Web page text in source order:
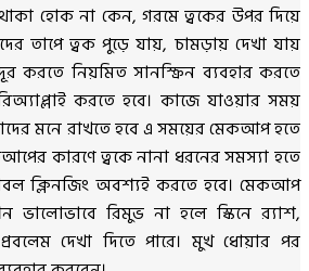
থাকা হোক না কেন, গরমে ত্বকের উপর দিয়ে
তাপে ত্বক পুড়ে যায়, চামড়ায় দেখা যায়
করতে নিয়মিত সানস্ক্রিন ব্যবহার করতে
করতে হবে। কাজে যাওয়ার সময়
মনে রাখতে হবে এ সময়ের মেকআপ হতে
কারণে ত্বকে নানা ধরনের সমস্যা হতে
ক্লিনজিং অবশ্যই করতে হবে। মেকআপ
ভালোভাবে রিমুভ না হলে স্কিনে র‍্যাশ,
দেখা দিতে পারে। মুখ ধোয়ার পর